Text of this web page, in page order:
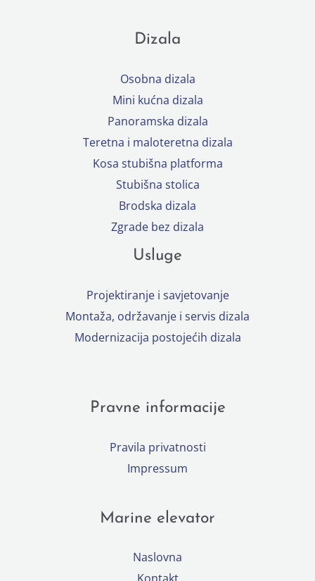
Dizala
Osobna dizala
Mini kućna dizala
Panoramska dizala
Teretna i maloteretna dizala
Kosa stubišna platforma
Stubišna stolica
Brodska dizala
Zgrade bez dizala
Usluge
Projektiranje i savjetovanje
Montaža, održavanje i servis dizala
Modernizacija postojećih dizala
Pravne informacije
Pravila privatnosti
Impressum
Marine elevator
Naslovna